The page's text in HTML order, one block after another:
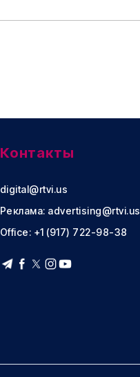
Контакты
digital@rtvi.us
Реклама: advertising@rtvi.us
Office: +1 (917) 722-98-38